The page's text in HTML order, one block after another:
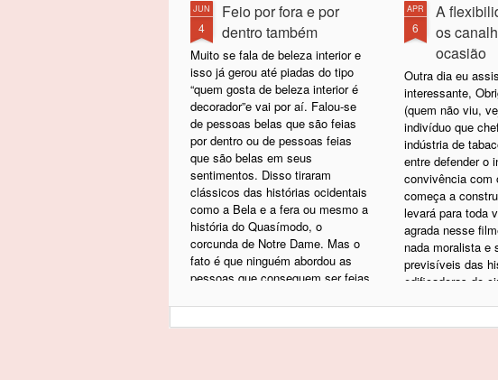
JUN
4
Feio por fora e por
dentro também
Muito se fala de beleza interior e
isso já gerou até piadas do tipo
“quem gosta de beleza interior é
decorador”e vai por aí. Falou-se
de pessoas belas que são feias
por dentro ou de pessoas feias
que são belas em seus
sentimentos. Disso tiraram
clássicos das histórias ocidentais
como a Bela e a fera ou mesmo a
história do Quasímodo, o
corcunda de Notre Dame. Mas o
fato é que ninguém abordou as
pessoas que conseguem ser feias
APR
6
A
os
ocasião
Outra dia eu
interessante,
(quem não viu,
indivíduo que
indústria de
entre defender o
convivência com
começa a
levará para toda
agrada nesse
nada moralista e
previsíveis das
edificadoras do